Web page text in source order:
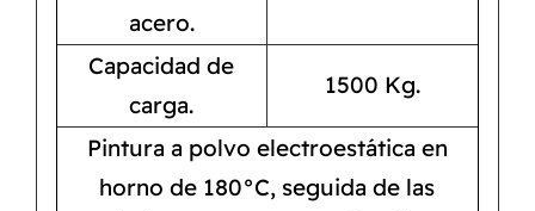
acero.
Capacidad de
carga.
1500 Kg.
Pintura a polvo electroestática en
horno de 180°C, seguida de las